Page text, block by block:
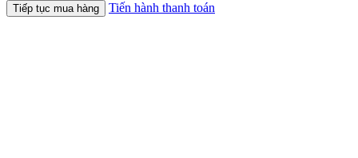
Tiếp tục mua hàng Tiến hành thanh toán